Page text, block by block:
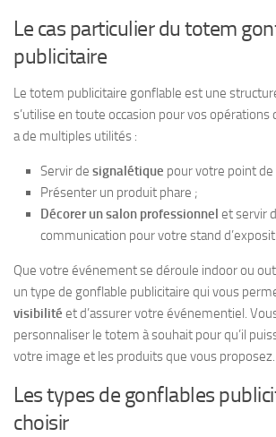
Le cas particulier du totem
publicitaire
Le totem publicitaire gonflable est une
s’utilise en toute occasion pour vos opérations
a de multiples utilités :
Servir de signalétique pour votre point de
Présenter un produit phare ;
Décorer un salon professionnel et servir
communication pour votre stand
Que votre événement se déroule indoor ou
un type de gonflable publicitaire qui vous
visibilité et d’assurer votre événementiel.
personnaliser le totem à souhait pour qu’il
votre image et les produits que vous proposez.
Les types de gonflables
choisir